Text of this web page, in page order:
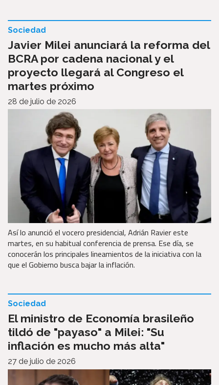
Javier Milei anunciará la reforma del
BCRA por cadena nacional y el
proyecto llegará al Congreso el
martes próximo
Sociedad
28 de julio de 2026
Así lo anunció el vocero presidencial, Adrián Ravier este
martes, en su habitual conferencia de prensa. Ese día, se
conocerán los principales lineamientos de la iniciativa con la
que el Gobierno busca bajar la inflación.
El ministro de Economía brasileño
tildó de "payaso" a Milei: "Su
inflación es mucho más alta"
Sociedad
27 de julio de 2026